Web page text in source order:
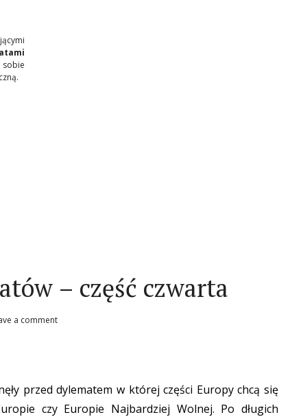
sobie
– część czwarta
a comment
przed dylematem w której części Europy chcą się
czy Europie Najbardziej Wolnej. Po długich